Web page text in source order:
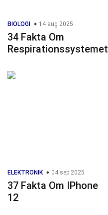
BIOLOGI 14 aug 2025
34 Fakta Om
Respirationssystemet
ELEKTRONIK 04 sep 2025
37 Fakta Om IPhone
12